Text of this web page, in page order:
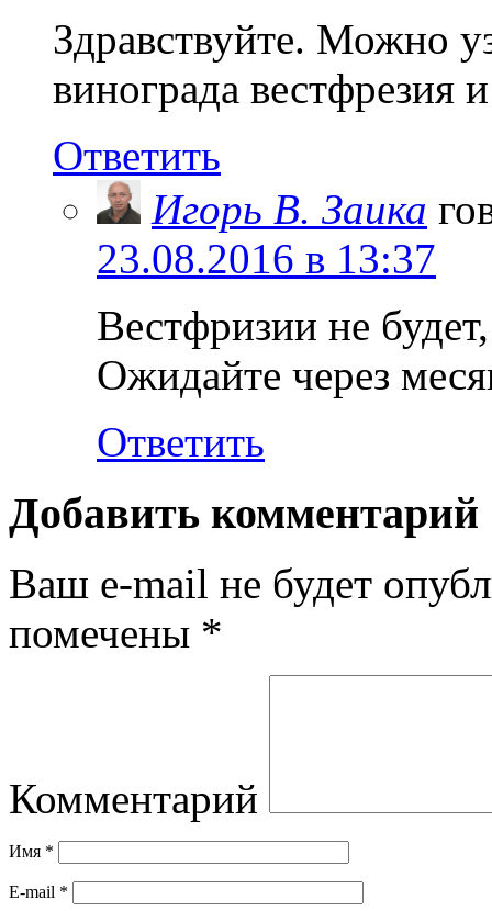
Здравствуйте. Можно
винограда вестфрезия
Ответить
Игорь В. Заика
23.08.2016 в 13:37
Вестфризии не
Ожидайте через
Ответить
Добавить комментарий
Ваш e-mail не будет
помечены *
Комментарий
Имя *
E-mail *